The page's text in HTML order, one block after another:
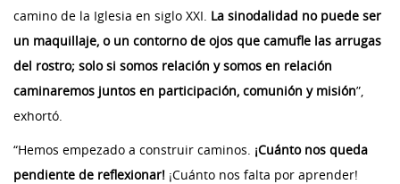
camino de la Iglesia en siglo XXI. La sinodalidad no puede ser
un maquillaje, o un contorno de ojos que camufle las arrugas
del rostro; solo si somos relación y somos en relación
caminaremos juntos en participación, comunión y misión”,
exhortó.
“Hemos empezado a construir caminos. ¡Cuánto nos queda
pendiente de reflexionar! ¡Cuánto nos falta por aprender!